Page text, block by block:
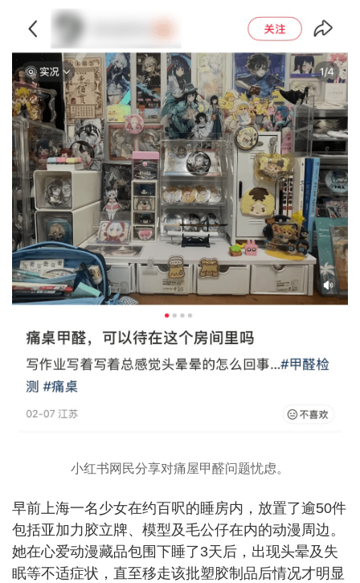
小红书网民分享对痛屋甲醛问题忧虑。
早前上海一名少女在约百呎的睡房内，放置了逾50件
包括亚加力胶立牌、模型及毛公仔在内的动漫周边。
她在心爱动漫藏品包围下睡了3天后，出现头晕及失
眠等不适症状，直至移走该批塑胶制品后情况才明显